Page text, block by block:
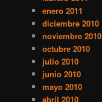
enero 2011
diciembre 2010
noviembre 2010
octubre 2010
julio 2010
junio 2010
mayo 2010
abril 2010